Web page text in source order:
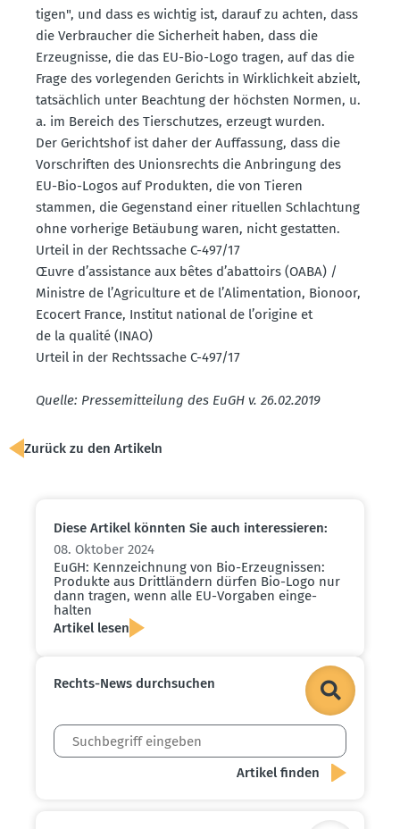
tigen", und dass es wichtig ist, darauf zu achten, dass
die Verbraucher die Sicherheit haben, dass die
Erzeug­nisse, die das EU-Bio-Logo tragen, auf das die
Frage des vorle­genden Gerichts in Wirklichkeit abzielt,
tatsächlich unter Beachtung der höchsten Normen, u.
a. im Bereich des Tierschutzes, erzeugt wurden.
Der Gerichtshof ist daher der Auffassung, dass die
Vorschriften des Unions­rechts die Anbringung des
EU-Bio-Logos auf Produkten, die von Tieren
stammen, die Gegen­stand einer rituellen Schlachtung
ohne vorherige Betäubung waren, nicht gestatten.
Urteil in der Rechts­sache C-497/17
Œuvre d’assis­tance aux bêtes d’abattoirs (OABA) /
Ministre de l’Agriculture et de l’Alimen­tation, Bionoor,
Ecocert France, Institut national de l’origine et
de la qualité (INAO)
Urteil in der Rechts­sache C-497/17
Quelle: Presse­mit­teilung des EuGH v. 26.02.2019
Zurück zu den Artikeln
Diese Artikel könnten Sie auch inter­es­sieren:
08. Oktober 2024
EuGH: Kennzeichnung von Bio-Erzeug­nissen:
Produkte aus Dritt­ländern dürfen Bio-Logo nur
dann tragen, wenn alle EU-Vorgaben einge­
halten
Artikel lesen
Rechts-News durch­suchen